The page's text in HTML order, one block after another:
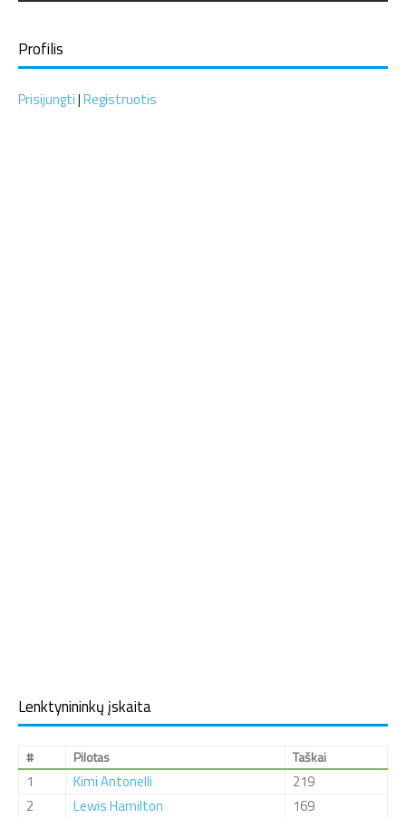
Profilis
Prisijungti|Registruotis
Lenktynininkų įskaita
# Pilotas Taškai
1 Kimi Antonelli
219
2
Lewis Hamilton
169